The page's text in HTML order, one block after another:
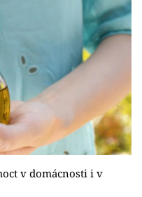
v domácnosti i v